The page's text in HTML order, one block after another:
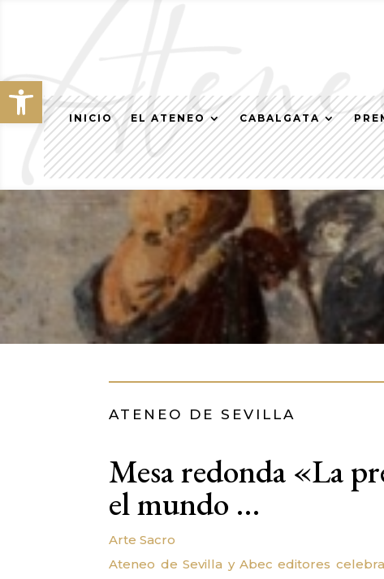
Abrir barra de herramientas
INICIO EL ATENEO CABALGATA
ATENEO DE SEVILLA
Mesa redonda «La
el mundo …
Arte Sacro
Ateneo de Sevilla y Abec editores